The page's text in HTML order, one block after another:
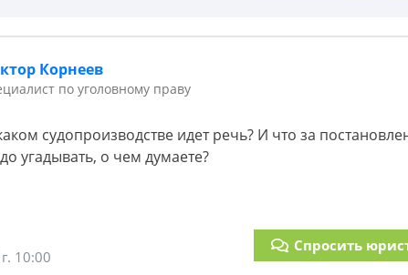
Корнеев
по уголовному праву
судопроизводстве идет речь? И что за
угадывать, о чем думаете?
10:00
Спросить